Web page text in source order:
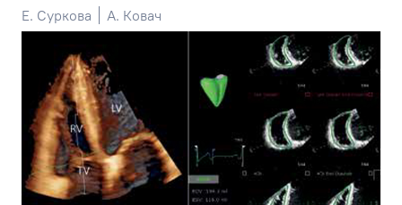
Е. Суркова
А. Ковач